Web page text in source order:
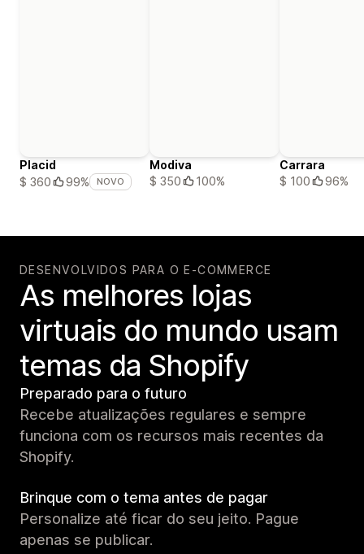
Placid
$ 360
99% NOVO
Modiva
$ 350
100%
Carrara
$ 100
96%
DESENVOLVIDOS PARA O E-COMMERCE
As melhores lojas
virtuais do mundo usam
temas da Shopify
Preparado para o futuro
Recebe atualizações regulares e sempre
funciona com os recursos mais recentes da
Shopify.
Brinque com o tema antes de pagar
Personalize até ficar do seu jeito. Pague
apenas se publicar.